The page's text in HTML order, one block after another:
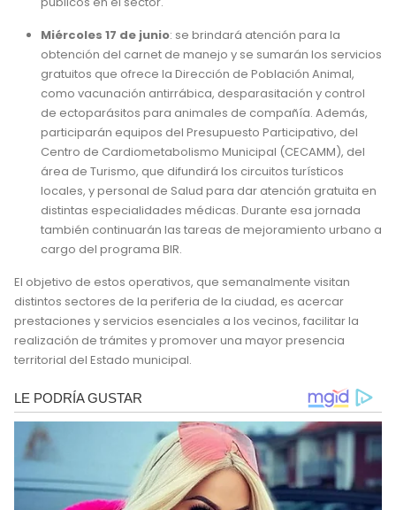
Miércoles 17 de junio: se brindará atención para la
obtención del carnet de manejo y se sumarán los servicios
gratuitos que ofrece la Dirección de Población Animal,
como vacunación antirrábica, desparasitación y control
de ectoparásitos para animales de compañía. Además,
participarán equipos del Presupuesto Participativo, del
Centro de Cardiometabolismo Municipal (CECAMM), del
área de Turismo, que difundirá los circuitos turísticos
locales, y personal de Salud para dar atención gratuita en
distintas especialidades médicas. Durante esa jornada
también continuarán las tareas de mejoramiento urbano a
cargo del programa BIR.
El objetivo de estos operativos, que semanalmente visitan
distintos sectores de la periferia de la ciudad, es acercar
prestaciones y servicios esenciales a los vecinos, facilitar la
realización de trámites y promover una mayor presencia
territorial del Estado municipal.